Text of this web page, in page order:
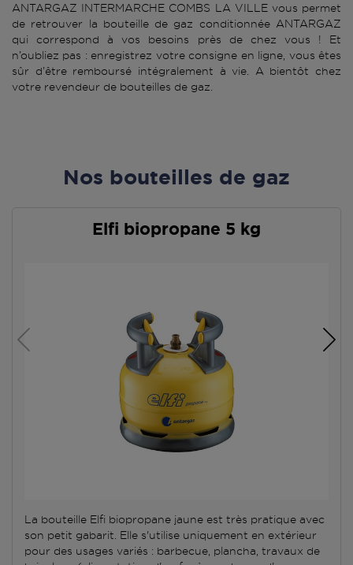
ANTARGAZ INTERMARCHE COMBS LA VILLE vous permet
de retrouver la bouteille de gaz conditionnée ANTARGAZ
qui correspond à vos besoins près de chez vous ! Et
n’oubliez pas : enregistrez votre consigne en ligne, vous êtes
sûr d’être remboursé intégralement à vie. A bientôt chez
votre revendeur de bouteilles de gaz.
Nos bouteilles de gaz
Elfi biopropane 5 kg
La bouteille Elfi biopropane jaune est très pratique avec
son petit gabarit. Elle s'utilise uniquement en extérieur
pour des usages variés : barbecue, plancha, travaux de